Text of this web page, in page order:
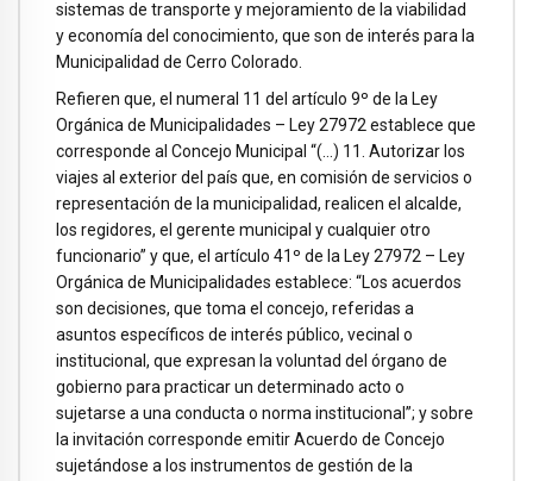
sistemas de transporte y mejoramiento de la viabilidad
y economía del conocimiento, que son de interés para la
Municipalidad de Cerro Colorado.
Refieren que, el numeral 11 del artículo 9º de la Ley
Orgánica de Municipalidades – Ley 27972 establece que
corresponde al Concejo Municipal “(…) 11. Autorizar los
viajes al exterior del país que, en comisión de servicios o
representación de la municipalidad, realicen el alcalde,
los regidores, el gerente municipal y cualquier otro
funcionario” y que, el artículo 41º de la Ley 27972 – Ley
Orgánica de Municipalidades establece: “Los acuerdos
son decisiones, que toma el concejo, referidas a
asuntos específicos de interés público, vecinal o
institucional, que expresan la voluntad del órgano de
gobierno para practicar un determinado acto o
sujetarse a una conducta o norma institucional”; y sobre
la invitación corresponde emitir Acuerdo de Concejo
sujetándose a los instrumentos de gestión de la